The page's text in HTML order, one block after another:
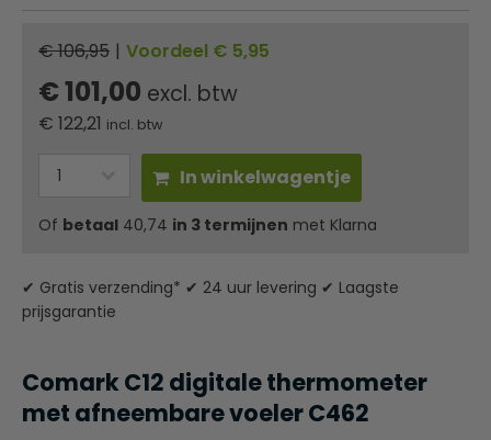
€ 106,95 | Voordeel € 5,95
€ 101,00 excl. btw
€ 122,21 incl. btw
In winkelwagentje
Of betaal 40,74 in 3 termijnen met Klarna
✔ Gratis verzending* ✔ 24 uur levering ✔ Laagste
prijsgarantie
Comark C12 digitale thermometer
met afneembare voeler C462